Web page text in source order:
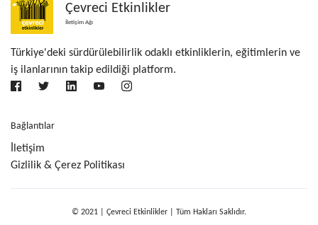
Çevreci Etkinlikler
İletişim Ağı
Türkiye'deki sürdürülebilirlik odaklı etkinliklerin, eğitimlerin ve
iş ilanlarının takip edildiği platform.
Bağlantılar
İletişim
Gizlilik & Çerez Politikası
© 2021 | Çevreci Etkinlikler | Tüm Hakları Saklıdır.